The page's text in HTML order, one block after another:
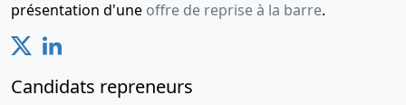
présentation d'une offre de reprise à la barre.
Candidats repreneurs